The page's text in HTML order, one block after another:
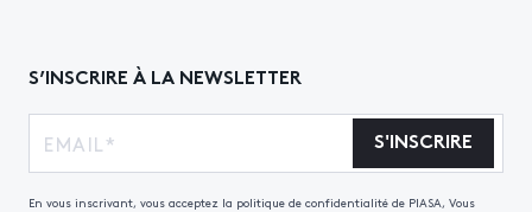
S’INSCRIRE À LA NEWSLETTER
S'INSCRIRE
En vous inscrivant, vous acceptez la politique de confidentialité de PIASA, Vous